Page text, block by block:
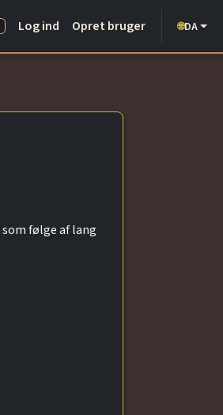
Log ind Opret bruger 🌐DA
følge af lang